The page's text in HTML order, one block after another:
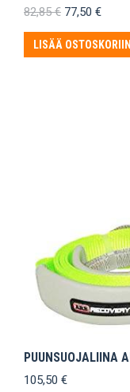
82,85€ Alkuperäinen
oli:
82,85 €.
77,50 €
on:
LISÄÄ OSTOSKORIIN
PUUNSUOJALIINA
105,50 €